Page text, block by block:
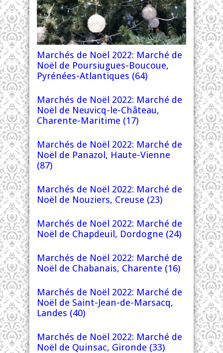
Marchés de Noël 2022: Marché de
Noël de Poursiugues-Boucoue,
Pyrénées-Atlantiques (64)
Marchés de Noël 2022: Marché de
Noël de Neuvicq-le-Château,
Charente-Maritime (17)
Marchés de Noël 2022: Marché de
Noël de Panazol, Haute-Vienne
(87)
Marchés de Noël 2022: Marché de
Noël de Nouziers, Creuse (23)
Marchés de Noël 2022: Marché de
Noël de Chapdeuil, Dordogne (24)
Marchés de Noël 2022: Marché de
Noël de Chabanais, Charente (16)
Marchés de Noël 2022: Marché de
Noël de Saint-Jean-de-Marsacq,
Landes (40)
Marchés de Noël 2022: Marché de
Noël de Quinsac, Gironde (33)